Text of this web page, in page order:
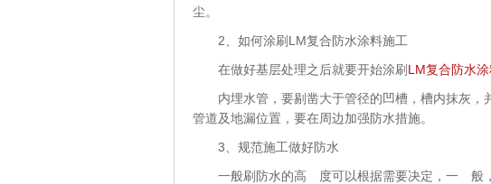
尘。
2、如何涂刷LM复合防水涂料施工
在做好基层处理之后就要开始涂刷 LM复合防水
内埋水管，要剔凿大于管径的凹槽，槽内抹灰
管道及地漏位置，要在周边加强防水措施。
3、规范施工做好防水
一般刷防水的高 度可以根据需要决定，一 般